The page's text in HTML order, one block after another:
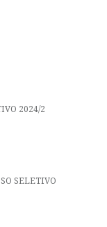
2024/2
SELETIVO